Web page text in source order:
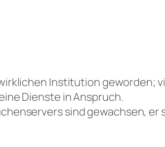
Institution geworden;
Dienste in Anspruch.
sind gewachsen,